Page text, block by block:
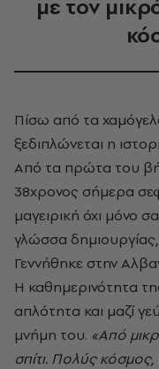
με τον
Πίσω από τα χαμόγελα και τα παιδικά «μιαμ»,
ξεδιπλώνεται η
Από τα πρώτα του
38χρονος σήμερα
μαγειρική όχι μόνο
γλώσσα
Γεννήθηκε στην
Η καθημερινότητα
απλότητα και μαζί
μνήμη του. «Από
σπίτι. Πολύς